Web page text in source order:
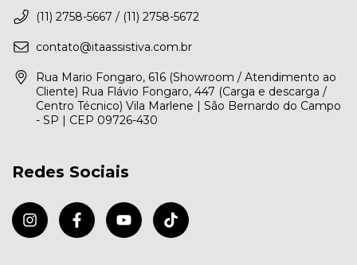
(11) 2758-5667 / (11) 2758-5672
contato@itaassistiva.com.br
Rua Mario Fongaro, 616 (Showroom / Atendimento ao
Cliente) Rua Flávio Fongaro, 447 (Carga e descarga /
Centro Técnico) Vila Marlene | São Bernardo do Campo
- SP | CEP 09726-430
Redes Sociais